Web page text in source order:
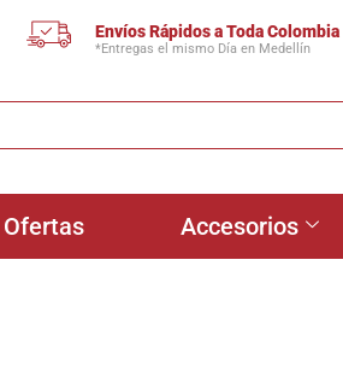
Envíos Rápidos a Toda Colombia
*Entregas el mismo Día en Medellín
Ofertas Accesorios